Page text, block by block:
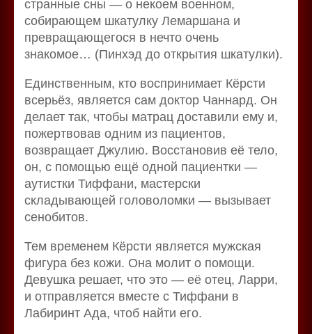
странные сны — о некоем военном,
собирающем шкатулку Лемаршана и
превращающегося в нечто очень
знакомое… (Пинхэд до открытия шкатулки).
Единственным, кто воспринимает Кёрсти
всерьёз, является сам доктор Чаннард. Он
делает так, чтобы матрац доставили ему и,
пожертвовав одним из пациентов,
возвращает Джулию. Восстановив её тело,
он, с помощью ещё одной пациентки —
аутистки Тиффани, мастерски
складывающей головоломки — вызывает
сенобитов.
Тем временем Кёрсти является мужская
фигура без кожи. Она молит о помощи.
Девушка решает, что это — её отец, Ларри,
и отправляется вместе с Тиффани в
Лабиринт Ада, чтоб найти его.